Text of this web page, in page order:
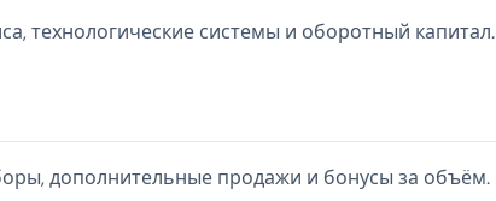
технологические системы и оборотный капитал.
дополнительные продажи и бонусы за объём.